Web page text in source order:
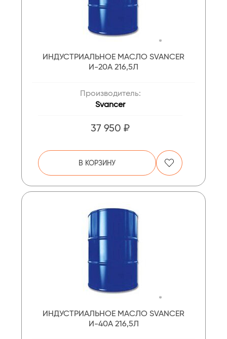
ИНДУСТРИАЛЬНОЕ МАСЛО SVANCER
И-20А 216,5Л
Производитель:
Svancer
37 950 ₽
В КОРЗИНУ
ИНДУСТРИАЛЬНОЕ МАСЛО SVANCER
И-40А 216,5Л